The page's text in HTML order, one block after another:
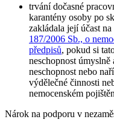
trvání dočasné
karantény osoby po
zakládala její účast
187/2006 Sb., o
předpisů, pokud si
neschopnost
neschopnost nebo
výdělečné činnosti
nemocenském
Nárok na podporu v